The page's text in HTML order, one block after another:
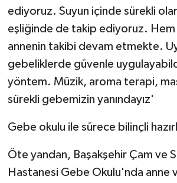
ediyoruz. Suyun içinde sürekli
eşliğinde de takip ediyoruz.
annenin takibi devam etmekte.
gebeliklerde güvenle
yöntem. Müzik, aroma terapi,
sürekli gebemizin yanındayız'
Gebe okulu ile sürece bilinçli
Öte yandan, Başakşehir Çam ve
Hastanesi Gebe Okulu'nda anne